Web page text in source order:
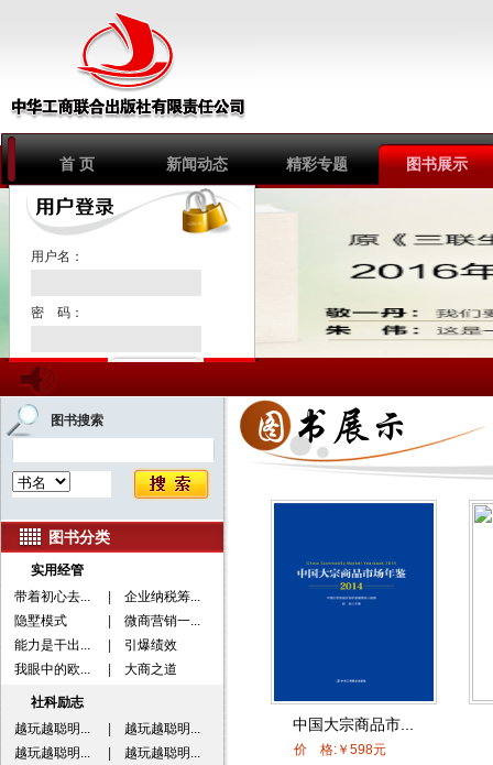
首 页 新闻动态 精彩专题 图书展示
用户名：
密 码：
注册新用户
图书搜索
图书分类
实用经管
带着初心去...
企业纳税筹...
隐墅模式
微商营销一...
能力是干出...
引爆绩效
我眼中的欧...
大商之道
社科励志
越玩越聪明...
越玩越聪明...
越玩越聪明...
越玩越聪明...
中国大宗商品市...
价 格:￥598元